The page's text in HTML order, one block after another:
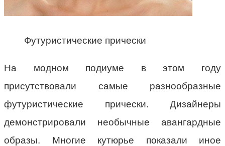
Футуристические прически
На модном подиуме в этом году
присутствовали самые разнообразные
футуристические прически. Дизайнеры
демонстрировали необычные авангардные
образы. Многие кутюрье показали иное